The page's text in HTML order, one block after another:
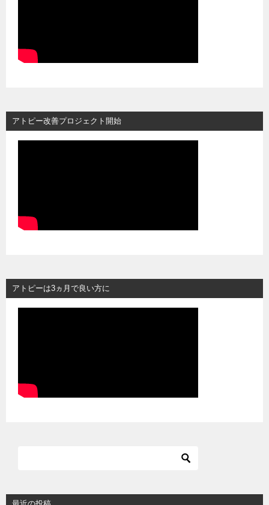
アトピー改善プロジェクト開始
アトピーは3ヵ月で良い方に